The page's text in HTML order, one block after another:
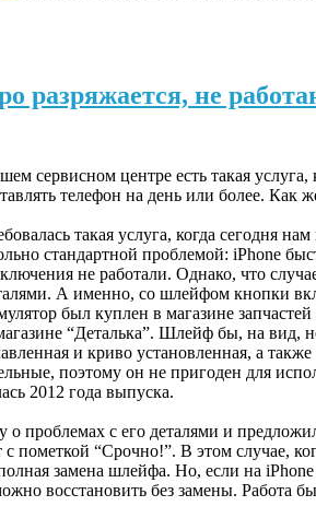
разряжается, не
сервисном центре есть такая
телефон на день или более. Как
такая услуга, когда сегодня
стандартной проблемой: iPhone
не работали. Однако, что
А именно, со шлейфом кнопки
был куплен в магазине
“Деталька”. Шлейф бы, на вид,
и криво установленная, а
поэтому он не пригоден для
2012 года выпуска.
проблемах с его деталями и
пометкой “Срочно!”. В этом случае,
замена шлейфа. Но, если на
восстановить без замены. Работа